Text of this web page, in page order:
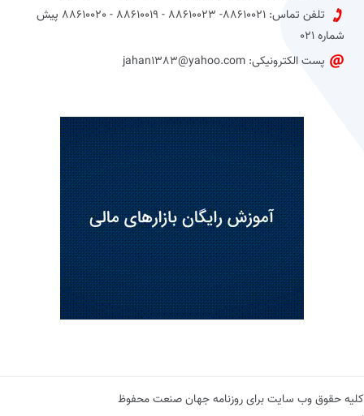
تلفن تماس: 88610021- 88610023 - 88610019 - 88610020 پیش
شماره 021
پست الکترونیکی: jahan1383@yahoo.com
کلیه حقوق وب سایت برای روزنامه جهان صنعت محفوظ